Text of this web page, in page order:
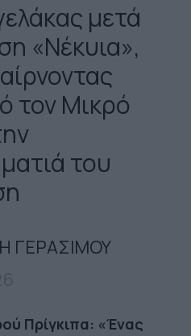
μετά
«Νέκυια»,
τον Μικρό
του
ΓΕΡΑΣΙΜΟΥ
Πρίγκιπα: «Ένας